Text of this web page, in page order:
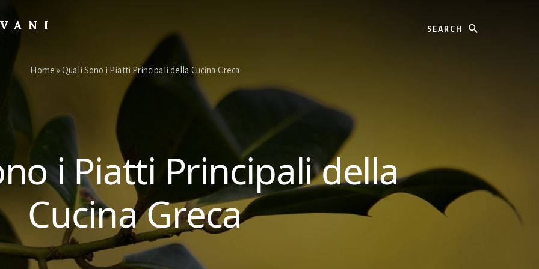
Home »Quali Sono i Piatti Principali della Cucina Greca
i Piatti Principali della
Cucina Greca